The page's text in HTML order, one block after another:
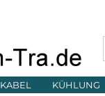
KABEL KÜHLUNG